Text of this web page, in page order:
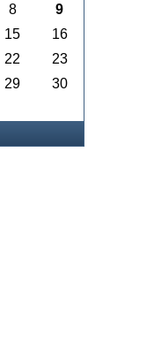
8
9
15
16
22
23
29
30